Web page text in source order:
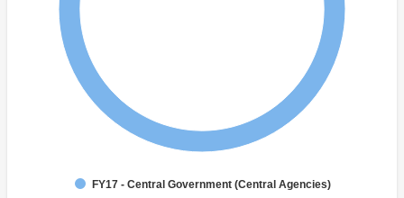
FY17 - Central Government (Central Agencies)